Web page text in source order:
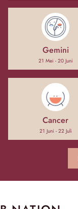
Gemini
21 Mei - 20 Juni
Cancer
21 Juni - 22 Juli